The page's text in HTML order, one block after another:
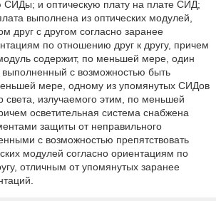
и оптическую плату на плате СИД;
выполнена из оптических модулей,
друг с другом согласно заранее
по отношению друг к другу, причем
содержит, по меньшей мере, один
выполненный с возможностью быть
мере, одному из упомянутых СИДов
света, излучаемого этим, по меньшей
осветительная система снабжена
защиты от неправильного
с возможностью препятствовать
модулей согласно ориентациям по
отличным от упомянутых заранее